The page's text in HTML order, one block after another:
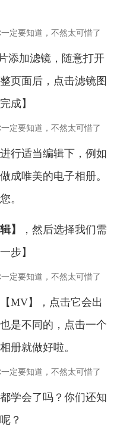
添加滤镜，随意打开
页面后，点击滤镜图
成】
行适当编辑下，例如
成唯美的电子相册。
。
】
，然后选择我们需
步】
MV】，点击它会出
是不同的，点击一个
册就做好啦。
学会了吗？你们还知
？